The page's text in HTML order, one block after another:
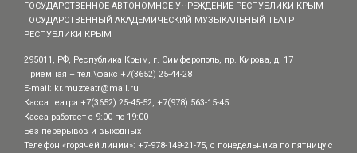
ГОСУДАРСТВЕННОЕ АВТОНОМНОЕ УЧРЕЖДЕНИЕ РЕСПУБЛИКИ КРЫМ
ГОСУДАРСТВЕННЫЙ АКАДЕМИЧЕСКИЙ МУЗЫКАЛЬНЫЙ ТЕАТР
РЕСПУБЛИКИ КРЫМ
295011, РФ, Республика Крым, г. Симферополь, пр. Кирова, д. 17
Приемная – тел.\факс +7(3652) 25-44-28
E-mail: kr.muzteatr@mail.ru
Касса театра +7(3652) 25-45-52, +7(978) 563-15-45
Касса работает с 9:00 по 19:00
Без перерывов и выходных
Телефон «горячей линии»: +7-978-149-21-75, с понедельника по пятницу с